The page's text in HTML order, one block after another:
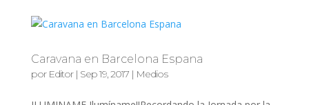
Caravana en Barcelona Espana
por Editor| Sep 19, 2017| Medios